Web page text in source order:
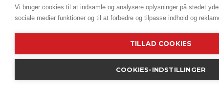
Vi bruger cookies til at indsamle og analysere oplysninger på stedet
sociale medier funktioner og til at forbedre og tilpasse indhold og
TILLAD COOKIES
COOKIES-INDSTILLINGER